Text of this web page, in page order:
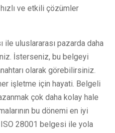
ve etkili çözümler
ile uluslararası pazarda daha
İsterseniz, bu belgeyi
olarak görebilirsiniz.
işletme için hayati. Belgeli
çok daha kolay hale
bu dönemi en iyi
28001 belgesi ile yola